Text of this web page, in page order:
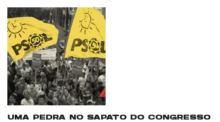
UMA PEDRA NO SAPATO DO CONGRESSO